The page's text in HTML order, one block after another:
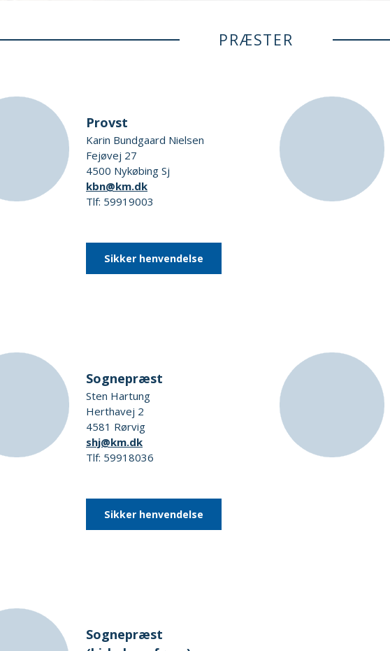
PRÆSTER
Provst
Karin Bundgaard Nielsen
Fejøvej 27
4500 Nykøbing Sj
kbn@km.dk
Tlf: 59919003
Sikker henvendelse
Sognepræst
Sten Hartung
Herthavej 2
4581 Rørvig
shj@km.dk
Tlf: 59918036
Sikker henvendelse
Sognepræst